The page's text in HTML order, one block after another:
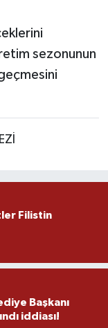
sezonunun
Filistin
Başkanı
iddiası!